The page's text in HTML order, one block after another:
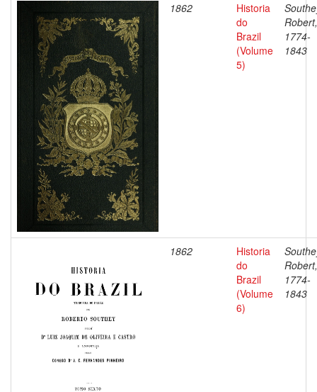
1862
Historia
do
Brazil
(Volume
5)
Robert,
1774-
1843
1862
Historia
do
Brazil
(Volume
6)
Robert,
1774-
1843